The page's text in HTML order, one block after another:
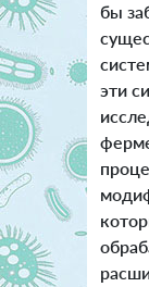
бы
эти